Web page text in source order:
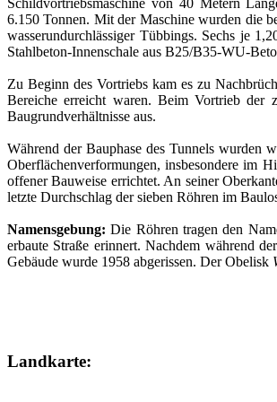
Schildvortriebsmaschine von 40 Metern
6.150 Tonnen. Mit der Maschine wurden die
wasserundurchlässiger Tübbings. Sechs je
Stahlbeton-Innenschale aus B25/B35-WU-
Zu Beginn des Vortriebs kam es zu
Bereiche erreicht waren. Beim Vortrieb der
Baugrundverhältnisse aus.
Während der Bauphase des Tunnels wurden
Oberflächenverformungen, insbesondere im
offener Bauweise errichtet. An seiner
letzte Durchschlag der sieben Röhren im
Namensgebung: Die Röhren tragen den
erbaute Straße erinnert. Nachdem während
Gebäude wurde 1958 abgerissen. Der Obelisk
Landkarte: